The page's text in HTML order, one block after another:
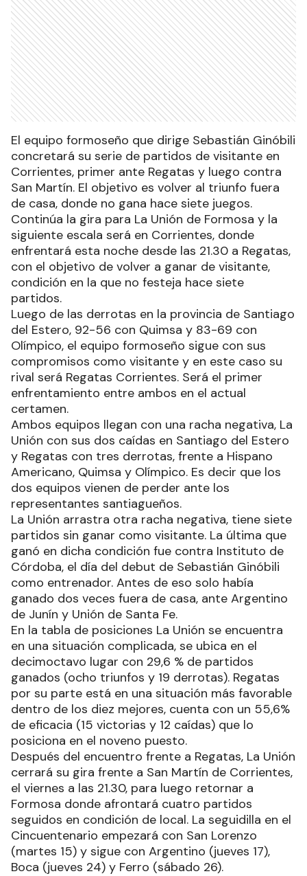
El equipo formoseño que dirige Sebastián Ginóbili
concretará su serie de partidos de visitante en
Corrientes, primer ante Regatas y luego contra
San Martín. El objetivo es volver al triunfo fuera
de casa, donde no gana hace siete juegos.
Continúa la gira para La Unión de Formosa y la
siguiente escala será en Corrientes, donde
enfrentará esta noche desde las 21.30 a Regatas,
con el objetivo de volver a ganar de visitante,
condición en la que no festeja hace siete
partidos.
Luego de las derrotas en la provincia de Santiago
del Estero, 92-56 con Quimsa y 83-69 con
Olímpico, el equipo formoseño sigue con sus
compromisos como visitante y en este caso su
rival será Regatas Corrientes. Será el primer
enfrentamiento entre ambos en el actual
certamen.
Ambos equipos llegan con una racha negativa, La
Unión con sus dos caídas en Santiago del Estero
y Regatas con tres derrotas, frente a Hispano
Americano, Quimsa y Olímpico. Es decir que los
dos equipos vienen de perder ante los
representantes santiagueños.
La Unión arrastra otra racha negativa, tiene siete
partidos sin ganar como visitante. La última que
ganó en dicha condición fue contra Instituto de
Córdoba, el día del debut de Sebastián Ginóbili
como entrenador. Antes de eso solo había
ganado dos veces fuera de casa, ante Argentino
de Junín y Unión de Santa Fe.
En la tabla de posiciones La Unión se encuentra
en una situación complicada, se ubica en el
decimoctavo lugar con 29,6 % de partidos
ganados (ocho triunfos y 19 derrotas). Regatas
por su parte está en una situación más favorable
dentro de los diez mejores, cuenta con un 55,6%
de eficacia (15 victorias y 12 caídas) que lo
posiciona en el noveno puesto.
Después del encuentro frente a Regatas, La Unión
cerrará su gira frente a San Martín de Corrientes,
el viernes a las 21.30, para luego retornar a
Formosa donde afrontará cuatro partidos
seguidos en condición de local. La seguidilla en el
Cincuentenario empezará con San Lorenzo
(martes 15) y sigue con Argentino (jueves 17),
Boca (jueves 24) y Ferro (sábado 26).